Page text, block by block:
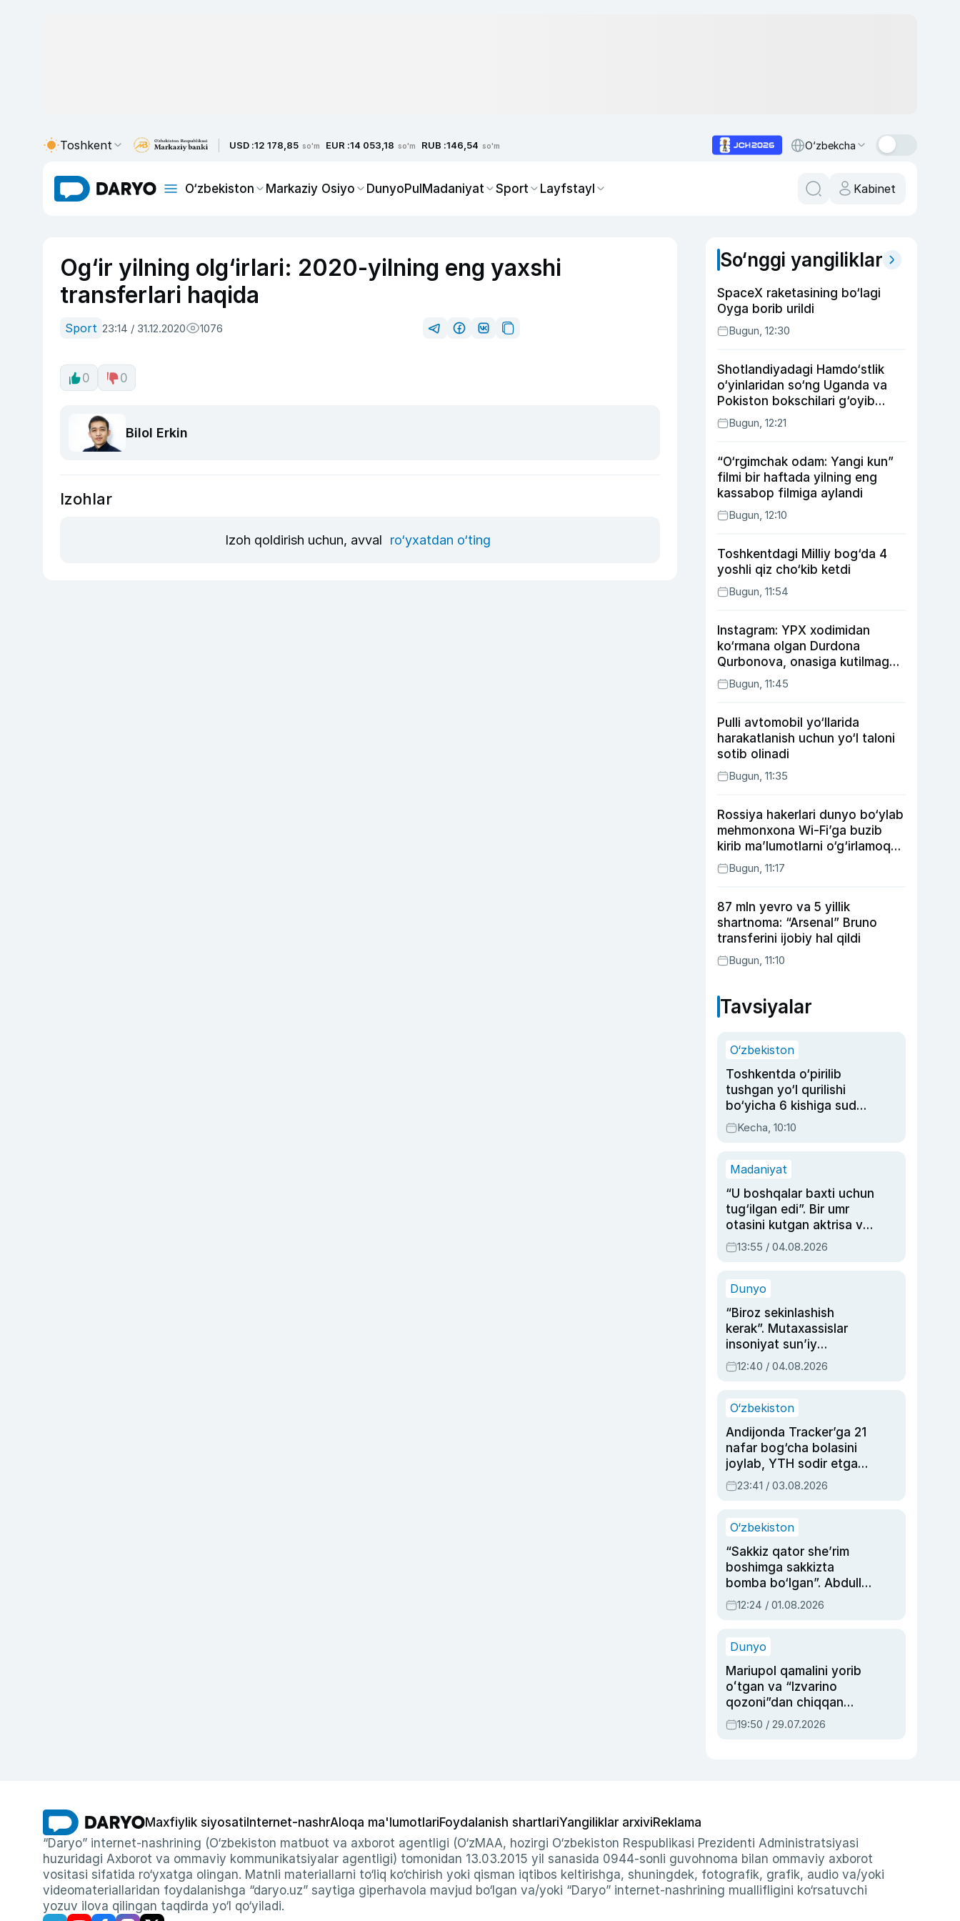
Toshkent USD :12 178,85 so'm EUR :14 053,18 so'm RUB :146,54 so'm O‘zbekcha
O‘zbekiston Markaziy Osiyo DunyoPulMadaniyat Sport Layfstayl Kabinet
Og‘ir yilning olg‘irlari: 2020-yilning eng yaxshi
transferlari haqida
Sport 23:14 / 31.12.2020 1076
0 0
Bilol Erkin
Izohlar
Izoh qoldirish uchun, avval ro‘yxatdan o‘ting
So‘nggi yangiliklar
SpaceX raketasining bo‘lagi
Oyga borib urildi
Bugun, 12:30
Shotlandiyadagi Hamdo‘stlik
o‘yinlaridan so‘ng Uganda va
Pokiston bokschilari g‘oyib
bo‘ldiBugun, 12:21
“O‘rgimchak odam: Yangi kun”
filmi bir haftada yilning eng
kassabop filmiga aylandi
Bugun, 12:10
Toshkentdagi Milliy bog‘da 4
yoshli qiz cho‘kib ketdi
Bugun, 11:54
Instagram: YPX xodimidan
ko‘rmana olgan Durdona
Qurbonova, onasiga kutilmagan
sovg‘a tayyorlagan Umid vines,
xonanda Rayhon nimadan xafa?
Bugun, 11:45
Pulli avtomobil yo‘llarida
harakatlanish uchun yo‘l taloni
sotib olinadi
Bugun, 11:35
Rossiya hakerlari dunyo bo‘ylab
mehmonxona Wi-Fi’ga buzib
kirib ma’lumotlarni o‘g‘irlamoqda
— Microsoft
Bugun, 11:17
87 mln yevro va 5 yillik
shartnoma: “Arsenal” Bruno
transferini ijobiy hal qildi
Bugun, 11:10
Tavsiyalar
O‘zbekiston
Toshkentda o‘pirilib
tushgan yo‘l qurilishi
bo‘yicha 6 kishiga sud
hukmi o‘qildi
Kecha, 10:10
Madaniyat
“U boshqalar baxti uchun
tug‘ilgan edi”. Bir umr
otasini kutgan aktrisa va
dublyaj ustasi Rimma
Ahmedovaning
13:55 / 04.08.2026
Dunyo
“Biroz sekinlashish
kerak”. Mutaxassislar
insoniyat sun’iy
intellektni boshqara
olmay qolishidan xavotir
12:40 / 04.08.2026
O‘zbekiston
Andijonda Tracker’ga 21
nafar bog‘cha bolasini
joylab, YTH sodir etgan
ayolga sud hukmi o‘qildi
23:41 / 03.08.2026
O‘zbekiston
“Sakkiz qator she’rim
boshimga sakkizta
bomba bo‘lgan”. Abdulla
Oripovni siyosiy
ayblovlardan asrab
12:24 / 01.08.2026
Dunyo
Mariupol qamalini yorib
oʻtgan va “Izvarino
qozoni”dan chiqqan
qahramon — Ukraina
armiyasi bosh
19:50 / 29.07.2026
Maxfiylik siyosati Internet-nashrAloqa ma'lumotlariFoydalanish shartlariYangiliklar arxiviReklama
“Daryo” internet-nashrining (O‘zbekiston matbuot va axborot agentligi (O‘zMAA, hozirgi O‘zbekiston Respublikasi Prezidenti Administratsiyasi
huzuridagi Axborot va ommaviy kommunikatsiyalar agentligi) tomonidan 13.03.2015 yil sanasida 0944-sonli guvohnoma bilan ommaviy axborot
vositasi sifatida ro‘yxatga olingan. Matnli materiallarni to‘liq ko‘chirish yoki qisman iqtibos keltirishga, shuningdek, fotografik, grafik, audio va/yoki
videomateriallaridan foydalanishga “daryo.uz” saytiga giperhavola mavjud bo‘lgan va/yoki “Daryo” internet-nashrining muallifligini ko‘rsatuvchi
yozuv ilova qilingan taqdirda yo‘l qo‘yiladi.